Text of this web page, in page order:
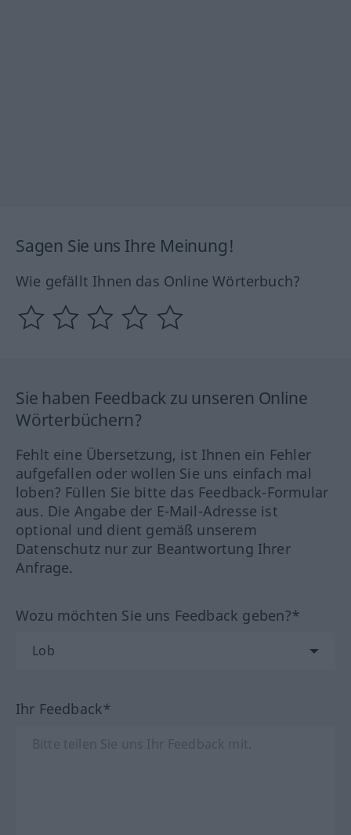
Sagen Sie uns Ihre Meinung!
Wie gefällt Ihnen das Online Wörterbuch?
Sie haben Feedback zu unseren Online
Wörterbüchern?
Fehlt eine Übersetzung, ist Ihnen ein Fehler
aufgefallen oder wollen Sie uns einfach mal
loben? Füllen Sie bitte das Feedback-Formular
aus. Die Angabe der E-Mail-Adresse ist
optional und dient gemäß unserem
Datenschutz nur zur Beantwortung Ihrer
Anfrage.
Wozu möchten Sie uns Feedback geben?*
Ihr Feedback*